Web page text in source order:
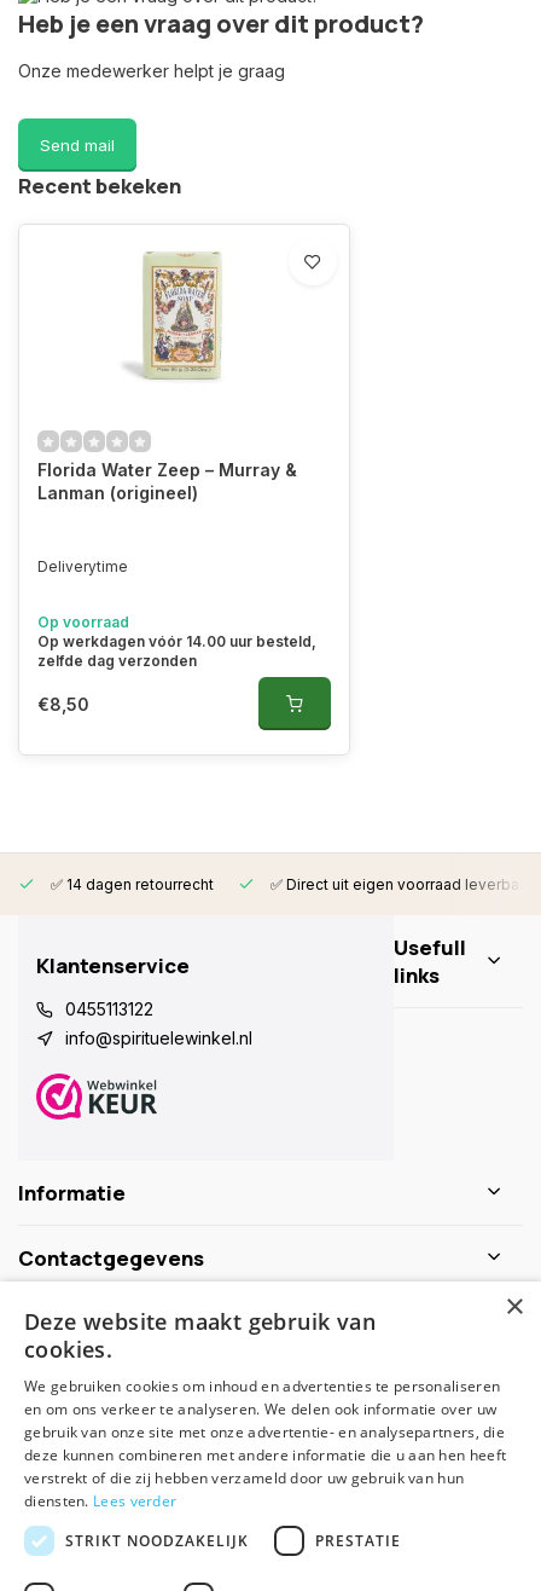
Heb je een vraag over dit product?
Onze medewerker helpt je graag
Send mail
Recent bekeken
Florida Water Zeep – Murray &
Lanman (origineel)
Deliverytime
Op voorraad
Op werkdagen vóór 14.00 uur besteld,
zelfde dag verzonden
€8,50
✅ 14 dagen retourrecht ✅ Direct uit eigen voorraad leverbaar
Klantenservice
0455113122
info@spirituelewinkel.nl
Usefull
links
Informatie
Contactgegevens
Schijf je nu in voor de nieuwsbrief
Abonneer
×
Deze website maakt gebruik van
cookies.
We gebruiken cookies om inhoud en advertenties te personaliseren
en om ons verkeer te analyseren. We delen ook informatie over uw
gebruik van onze site met onze advertentie- en analysepartners, die
deze kunnen combineren met andere informatie die u aan hen heeft
verstrekt of die zij hebben verzameld door uw gebruik van hun
diensten. Lees verder
STRIKT NOODZAKELIJK
PRESTATIE